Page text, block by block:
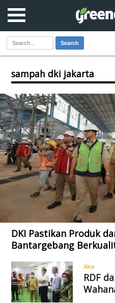
Search
sampah dki jakarta
DKI Pastikan Produk
Bantargebang
Aksi
RDF